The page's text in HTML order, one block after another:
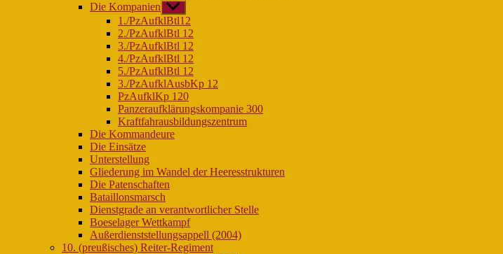
Die Kompanien Untermenü
anzeigen
1./PzAufklBtl12
2./PzAufklBtl 12
3./PzAufklBtl 12
4./PzAufklBtl 12
5./PzAufklBtl 12
3./PzAufklAusbKp 12
PzAufklKp 120
Panzeraufklärungskompanie 300
Kraftfahrausbildungszentrum
Die Kommandeure
Die Einsätze
Unterstellung
Gliederung im Wandel der Heeresstrukturen
Die Patenschaften
Bataillonsmarsch
Dienstgrade an verantwortlicher Stelle
Boeselager Wettkampf
Außerdienststellungsappell (2004)
10. (preußisches) Reiter-Regiment